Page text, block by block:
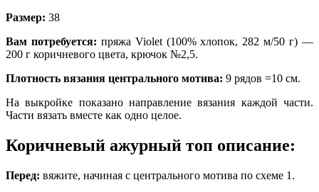
Размер: 38
Вам потребуется: пряжа Violet (100% хло­пок, 282 м/50 г) —
200 г коричневого цвета, крючок №2,5.
Плотность вязания центрального моти­ва: 9 рядов =10 см.
На выкройке показано направление вязания каждой части.
Части вязать вместе как одно целое.
Коричневый ажурный топ описание:
Перед: вяжите, начиная с центрального мотива по схеме 1.